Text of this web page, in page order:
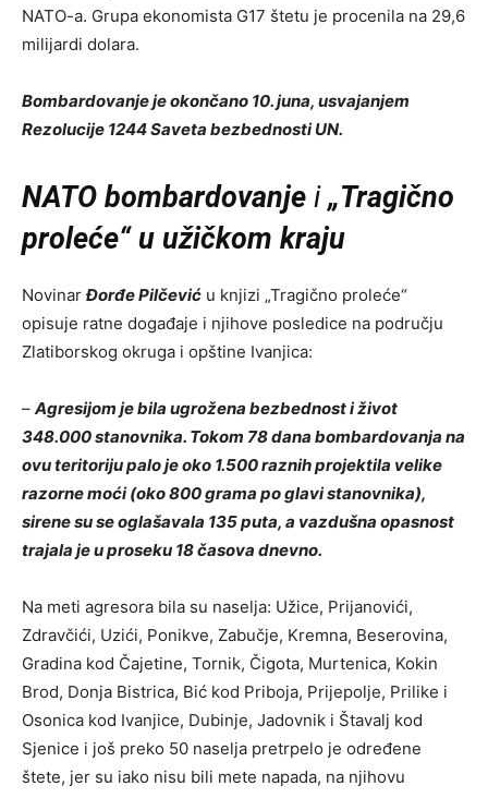
NATO-a. Grupa ekonomista G17 štetu je procenila na 29,6
milijardi dolara.
Bombardovanje je okončano 10. juna, usvajanjem
Rezolucije 1244 Saveta bezbednosti UN.
NATO bombardovanje i„Tragično
proleće“ u užičkom kraju
NovinarĐorđe Pilčević u knjizi „Tragično proleće“
opisuje ratne događaje i njihove posledice na području
Zlatiborskog okruga i opštine Ivanjica:
– Agresijom je bila ugrožena bezbednost i život
348.000 stanovnika. Tokom 78 dana bombardovanja na
ovu teritoriju palo je oko 1.500 raznih projektila velike
razorne moći (oko 800 grama po glavi stanovnika),
sirene su se oglašavala 135 puta, a vazdušna opasnost
trajala je u proseku 18 časova dnevno.
Na meti agresora bila su naselja: Užice, Prijanovići,
Zdravčići, Uzići, Ponikve, Zabučje, Kremna, Beserovina,
Gradina kod Čajetine, Tornik, Čigota, Murtenica, Kokin
Brod, Donja Bistrica, Bić kod Priboja, Prijepolje, Prilike i
Osonica kod Ivanjice, Dubinje, Jadovnik i Štavalj kod
Sjenice i još preko 50 naselja pretrpelo je određene
štete, jer su iako nisu bili mete napada, na njihovu